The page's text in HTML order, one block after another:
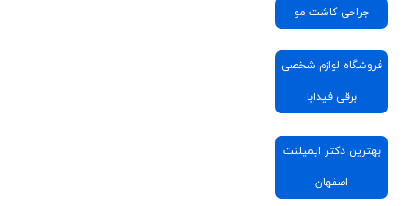
جراحی کاشت مو
فروشگاه لوازم شخصی
برقی فیدابا
بهترین دکتر ایمپلنت
اصفهان